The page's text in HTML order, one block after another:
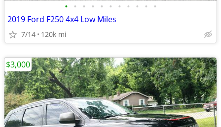
• • • • • • • • • • •
2019 Ford F250 4x4 Low Miles
7/14 120k mi
$3,000